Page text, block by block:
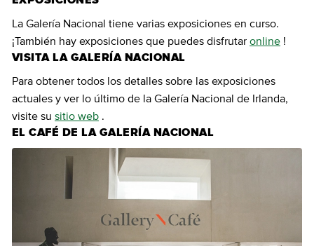
La Galería Nacional tiene varias exposiciones en curso.
¡También hay exposiciones que puedes disfrutar online !
VISITA LA GALERÍA NACIONAL
Para obtener todos los detalles sobre las exposiciones
actuales y ver lo último de la Galería Nacional de Irlanda,
visite su sitio web .
EL CAFÉ DE LA GALERÍA NACIONAL